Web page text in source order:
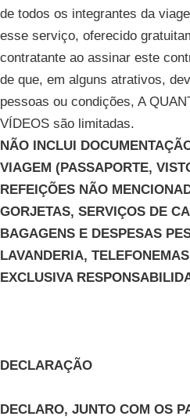
de todos os integrantes da
esse serviço, oferecido
contratante ao assinar este
de que, em alguns atrativos,
pessoas ou condições, A
VÍDEOS são limitadas.
NÃO INCLUI
VIAGEM (PASSAPORTE,
REFEIÇÕES NÃO
GORJETAS, SERVIÇOS DE
BAGAGENS E DESPESAS
LAVANDERIA,
EXCLUSIVA
DECLARAÇÃO
DECLARO, JUNTO COM OS